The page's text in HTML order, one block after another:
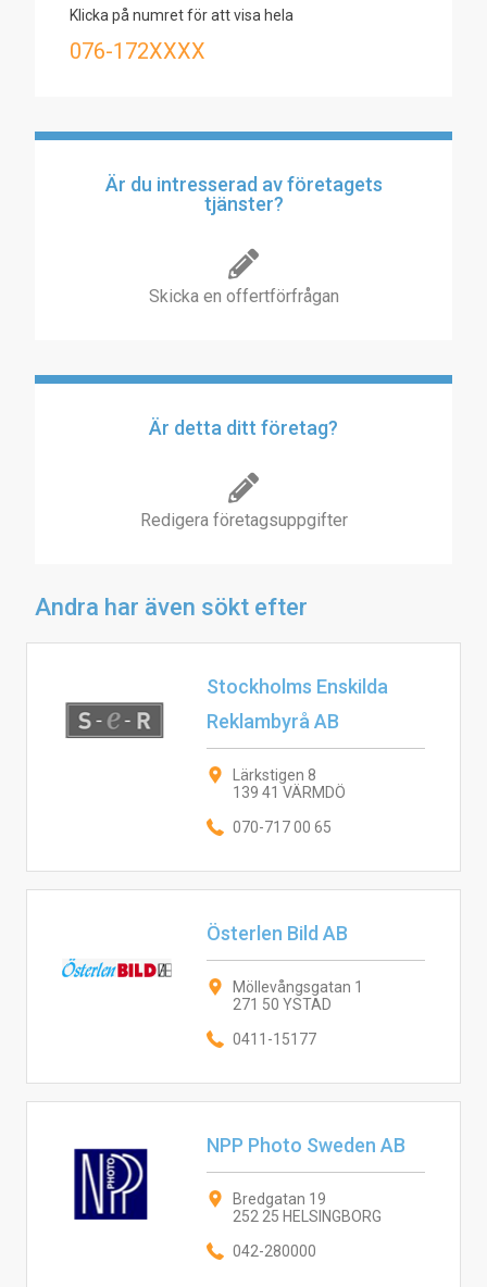
Klicka på numret för att visa hela
076-172XXXX
Är du intresserad av företagets
tjänster?
Skicka en offertförfrågan
Är detta ditt företag?
Redigera företagsuppgifter
Andra har även sökt efter
Stockholms Enskilda
Reklambyrå AB
Lärkstigen 8
139 41 VÄRMDÖ
070-717 00 65
Österlen Bild AB
Möllevångsgatan 1
271 50 YSTAD
0411-15177
NPP Photo Sweden AB
Bredgatan 19
252 25 HELSINGBORG
042-280000